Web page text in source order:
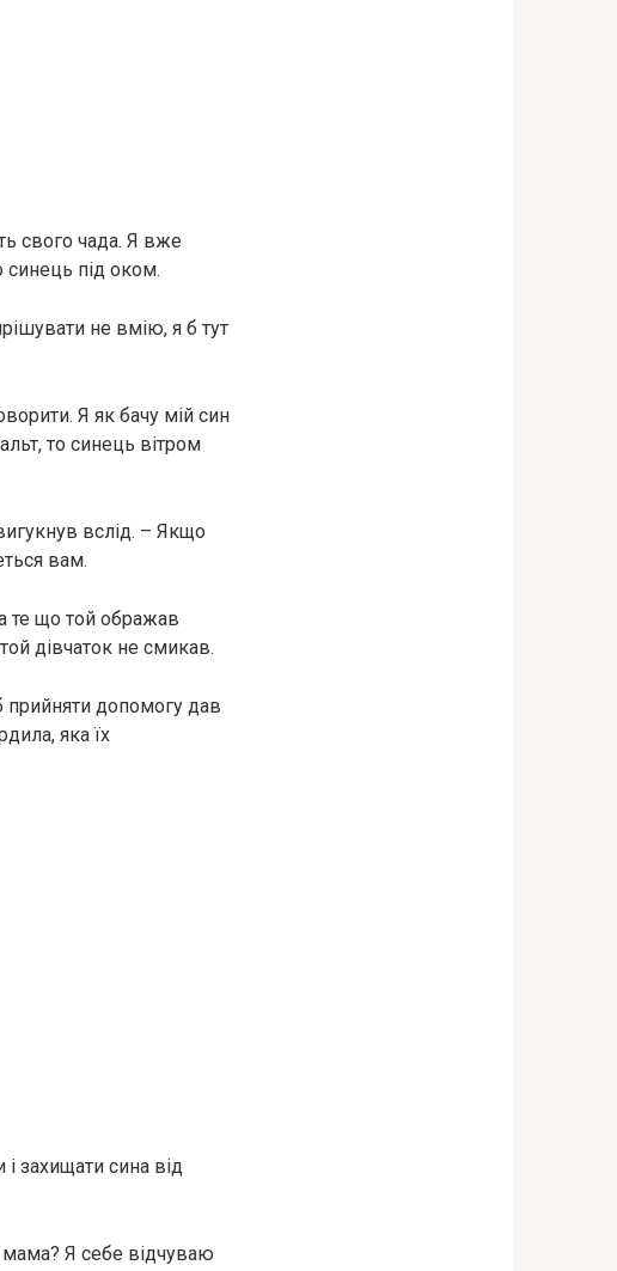
свого чада. Я вже
синець під оком.
не вмію, я б тут
Я як бачу мій син
то синець вітром
вслід. – Якщо
вам.
те що той ображав
дівчаток не смикав.
прийняти допомогу дав
яка їх
захищати сина від
Я себе відчуваю